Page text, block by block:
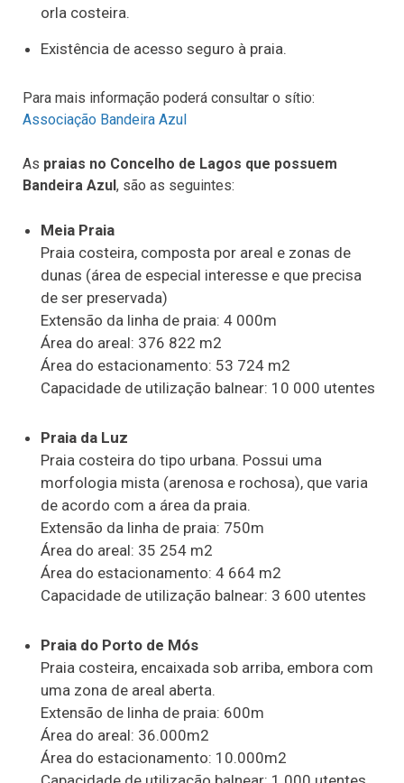
orla costeira.
Existência de acesso seguro à praia.
Para mais informação poderá consultar o sítio:
Associação Bandeira Azul
As praias no Concelho de Lagos que possuem
Bandeira Azul, são as seguintes:
Meia Praia
Praia costeira, composta por areal e zonas de
dunas (área de especial interesse e que precisa
de ser preservada)
Extensão da linha de praia: 4 000m
Área do areal: 376 822 m2
Área do estacionamento: 53 724 m2
Capacidade de utilização balnear: 10 000 utentes
Praia da Luz
Praia costeira do tipo urbana. Possui uma
morfologia mista (arenosa e rochosa), que varia
de acordo com a área da praia.
Extensão da linha de praia: 750m
Área do areal: 35 254 m2
Área do estacionamento: 4 664 m2
Capacidade de utilização balnear: 3 600 utentes
Praia do Porto de Mós
Praia costeira, encaixada sob arriba, embora com
uma zona de areal aberta.
Extensão de linha de praia: 600m
Área do areal: 36.000m2
Área do estacionamento: 10.000m2